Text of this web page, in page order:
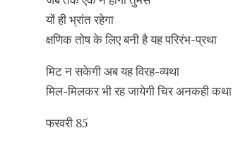
यों ही भ्रांत रहेगा
क्षणिक तोष के लिए बनी है यह परिरंभ-प्रथा
मिट न सकेगी अब यह विरह-व्यथा
मिल-मिलकर भी रह जायेगी चिर अनकही कथा
फरवरी 85